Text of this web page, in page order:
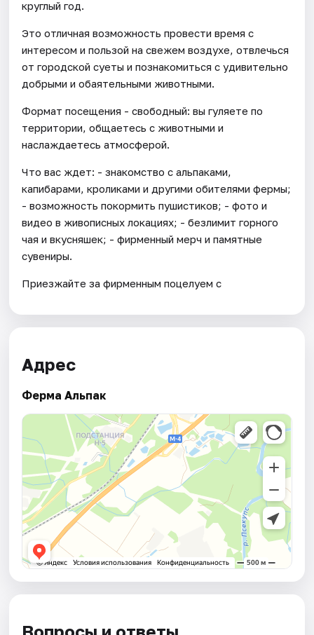
круглый год.
Это отличная возможность провести время с
интересом и пользой на свежем воздухе, отвлечься
от городской суеты и познакомиться с удивительно
добрыми и обаятельными животными.
Формат посещения - свободный: вы гуляете по
территории, общаетесь с животными и
наслаждаетесь атмосферой.
Что вас ждет: - знакомство с альпаками,
капибарами, кроликами и другими обителями фермы;
- возможность покормить пушистиков; - фото и
видео в живописных локациях; - безлимит горного
чая и вкусняшек; - фирменный мерч и памятные
сувениры.
Приезжайте за фирменным поцелуем с
Адрес
Ферма Альпак